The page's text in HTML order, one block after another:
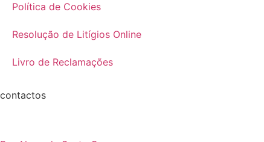
Política de Cookies
Resolução de Litígios Online
Livro de Reclamações
contactos